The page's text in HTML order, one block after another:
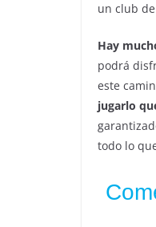
un club
Hay
podrá
este
jugarlo
todo lo